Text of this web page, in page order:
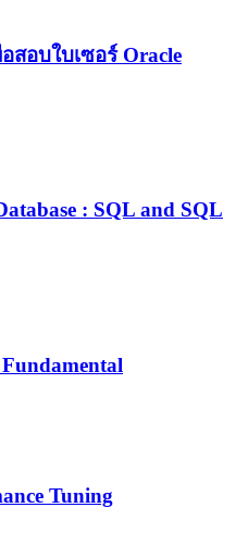
สอบใบเซอร์ Oracle
: SQL and SQL
Tuning